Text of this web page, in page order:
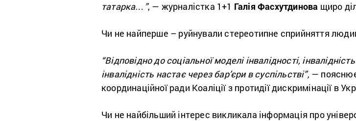
татарка…”, — журналістка 1+1 Галія Фасхутдинова щиро
Чи не найперше – руйнували стереотипне сприйняття
“Відповідно до соціальної моделі інвалідності,
інвалідність настає через бар’єри в суспільстві”,—
координаційної ради Коаліції з протидії дискримінації в
Чи не найбільший інтерес викликала інформація про